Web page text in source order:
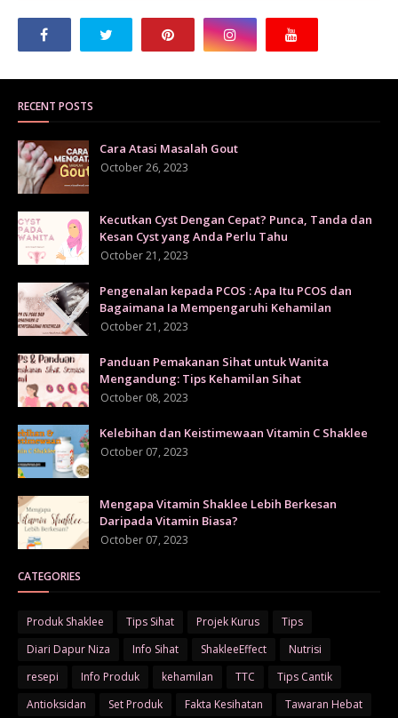
RECENT POSTS
Cara Atasi Masalah Gout
October 26, 2023
Kecutkan Cyst Dengan Cepat? Punca, Tanda dan
Kesan Cyst yang Anda Perlu Tahu
October 21, 2023
Pengenalan kepada PCOS : Apa Itu PCOS dan
Bagaimana Ia Mempengaruhi Kehamilan
October 21, 2023
Panduan Pemakanan Sihat untuk Wanita
Mengandung: Tips Kehamilan Sihat
October 08, 2023
Kelebihan dan Keistimewaan Vitamin C Shaklee
October 07, 2023
Mengapa Vitamin Shaklee Lebih Berkesan
Daripada Vitamin Biasa?
October 07, 2023
CATEGORIES
Produk Shaklee Tips Sihat Projek Kurus
Tips
Diari Dapur Niza
Info Sihat ShakleeEffect
Nutrisi
resepi
Info Produk kehamilan TTC
Tips Cantik
Antioksidan
Set Produk Fakta Kesihatan
Tawaran Hebat